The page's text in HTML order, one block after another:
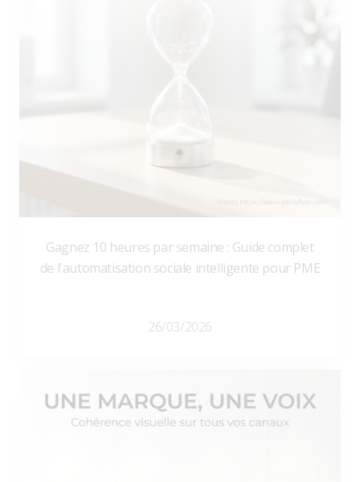
Gagnez 10 heures par semaine : Guide complet
de l'automatisation sociale intelligente pour PME
26/03/2026